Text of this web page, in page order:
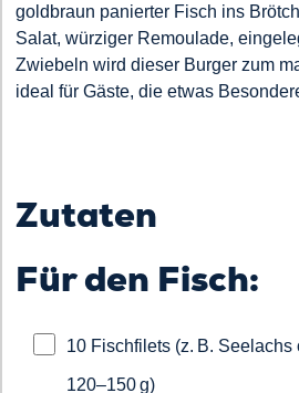
goldbraun panierter Fisch ins
Salat, würziger Remoulade,
Zwiebeln wird dieser Burger zum
ideal für Gäste, die etwas
Zutaten
Für den Fisch:
10 Fischfilets (z. B.
120–150 g)